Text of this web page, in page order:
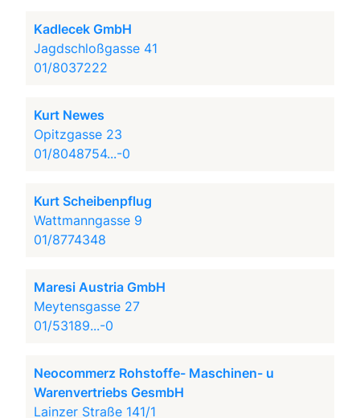
Kadlecek GmbH
Jagdschloßgasse 41
01/8037222
Kurt Newes
Opitzgasse 23
01/8048754...-0
Kurt Scheibenpflug
Wattmanngasse 9
01/8774348
Maresi Austria GmbH
Meytensgasse 27
01/53189...-0
Neocommerz Rohstoffe- Maschinen- u
Warenvertriebs GesmbH
Lainzer Straße 141/1